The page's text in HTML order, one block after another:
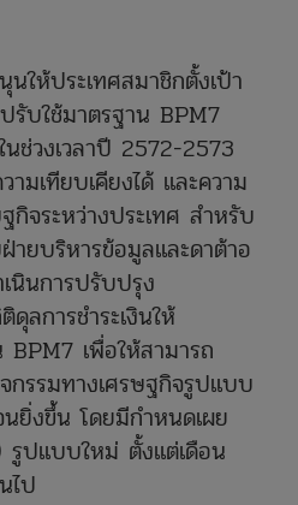
ระเทศสมาชิกตั้งเป้า
รับใช้มาตรฐาน BPM7
ช่วงเวลาปี 2572-2573
มเทียบเคียงได้ และความ
กิจระหว่างประเทศ สำหรับ
ายบริหารข้อมูลและดาต้าอ
นินการปรับปรุง
ลการชำระเงินให้
เพื่อให้สามารถ
กรรมทางเศรษฐกิจรูปแบบ
นยิ่งขึ้น โดยมีกำหนดเผย
ปแบบใหม่ ตั้งแต่เดือน
ไป